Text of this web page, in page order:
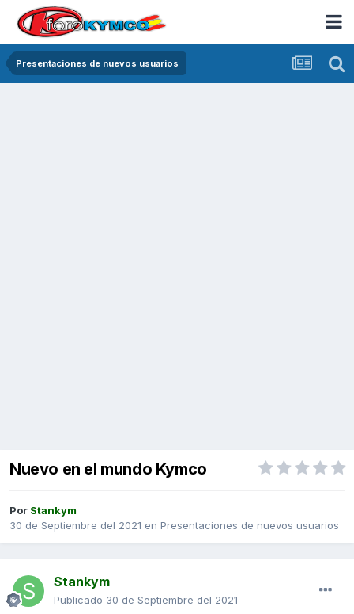
Presentaciones de nuevos usuarios
Nuevo en el mundo Kymco
Por Stankym
30 de Septiembre del 2021 en Presentaciones de nuevos usuarios
Stankym
Publicado 30 de Septiembre del 2021